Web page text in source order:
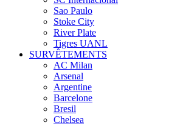
Sao Paulo
Stoke City
River Plate
Tigres UANL
SURVÊTEMENTS
AC Milan
Arsenal
Argentine
Barcelone
Bresil
Chelsea